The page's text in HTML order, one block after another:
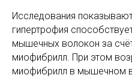
Исследования
гипертрофия
мышечных волокон за
миофибрилл. При этом
миофибрилл в мышечном